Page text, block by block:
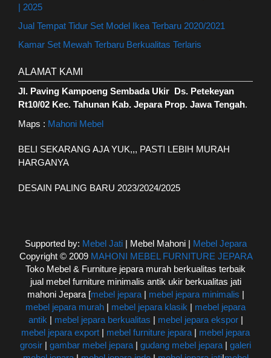
| 2025
Jual Tempat Tidur Set Model Ikea Terbaru 2020/2021
Kamar Set Mewah Terbaru Berkualitas Terlaris
ALAMAT KAMI
Jl. Paving Kampoeng Sembada Ukir Ds. Petekeyan
Rt10/02 Kec. Tahunan Kab. Jepara Prop. Jawa Tengah.
Maps : Mahoni Mebel
BELI SEKARANG AJA YUK,,, PASTI LEBIH MURAH
HARGANYA
DESAIN PALING BARU 2023/2024/2025
Supported by: Mebel Jati| Mebel Mahoni | Mebel Jepara
Copyright © 2009 MAHONI MEBEL FURNITURE JEPARA
Toko Mebel & Furniture jepara murah berkualitas terbaik
jual mebel furniture minimalis antik ukir berkualitas jati
mahoni Jepara [mebel jepara| mebel jepara minimalis |
mebel jepara murah | mebel jepara klasik | mebel jepara
antik | mebel jepara berkualitas | mebel jepara ekspor|
mebel jepara export | mebel furniture jepara | mebel jepara
grosir | gambar mebel jepara | gudang mebel jepara | galeri